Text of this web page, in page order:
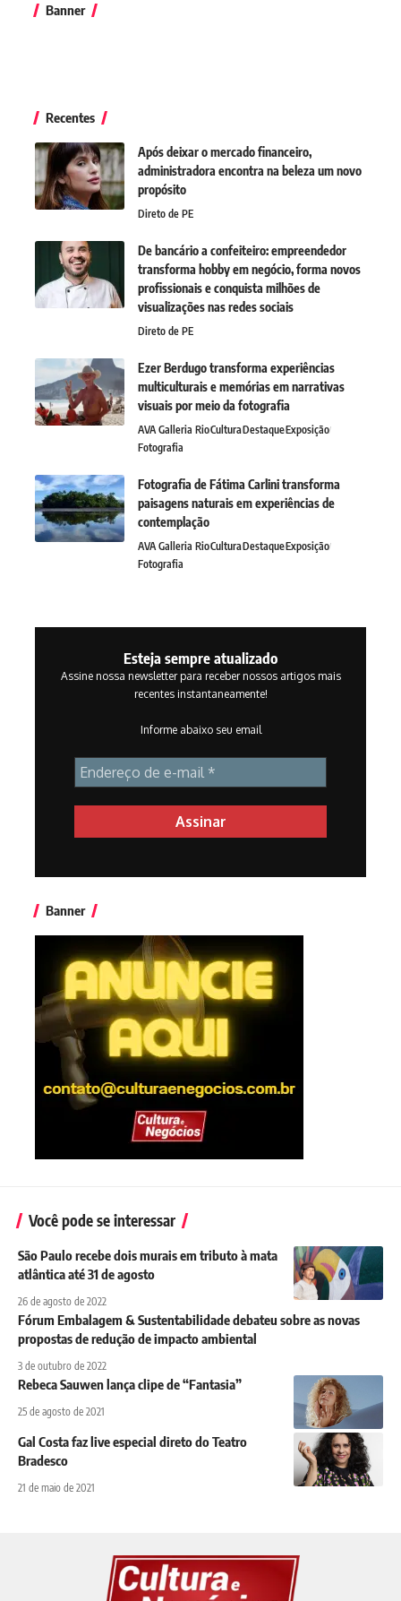
Banner
Recentes
Após deixar o mercado financeiro,
administradora encontra na beleza um novo
propósito
Direto de PE
De bancário a confeiteiro: empreendedor
transforma hobby em negócio, forma novos
profissionais e conquista milhões de
visualizações nas redes sociais
Direto de PE
Ezer Berdugo transforma experiências
multiculturais e memórias em narrativas
visuais por meio da fotografia
AVA Galleria RioCulturaDestaqueExposição
Fotografia
Fotografia de Fátima Carlini transforma
paisagens naturais em experiências de
contemplação
AVA Galleria RioCulturaDestaqueExposição
Fotografia
Esteja sempre atualizado
Assine nossa newsletter para receber nossos artigos mais
recentes instantaneamente!
Informe abaixo seu email
Banner
Você pode se interessar
São Paulo recebe dois murais em tributo à mata
atlântica até 31 de agosto
26 de agosto de 2022
Fórum Embalagem & Sustentabilidade debateu sobre as novas
propostas de redução de impacto ambiental
3 de outubro de 2022
Rebeca Sauwen lança clipe de “Fantasia”
25 de agosto de 2021
Gal Costa faz live especial direto do Teatro
Bradesco
21 de maio de 2021